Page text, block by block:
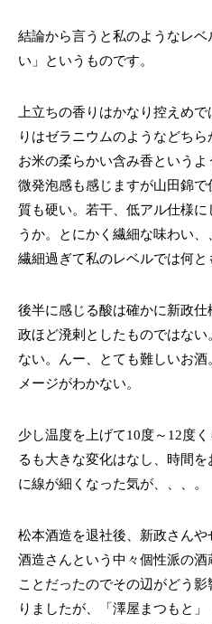
結論から言うと私のようなレ
い」というものです。
上立ちの香りはかなり控えめ
りはゼラニウムのようなどち
お米の柔らかい含み香という
微発泡感も感じますが山田錦
質も硬い。若干、低アル仕様に
うか。とにかく繊細な味わい、
繊細過ぎて私のレベルでは何と
後半に感じる酸は確かに新政
政ほど溌剌としたものではな
ない。んー、とても難しいお
メージがわかない。
少し温度を上げて10度～12度
るも大きな変化はなし、時間
に線が細くなった気が、、、。
松本酒造を退社後、新政さん
酒造さんという中々個性派の
ことだったのでその辺がどう
りましたが、「澤屋まつもと